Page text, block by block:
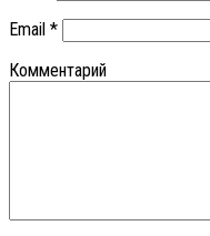
Email *
Комментарий